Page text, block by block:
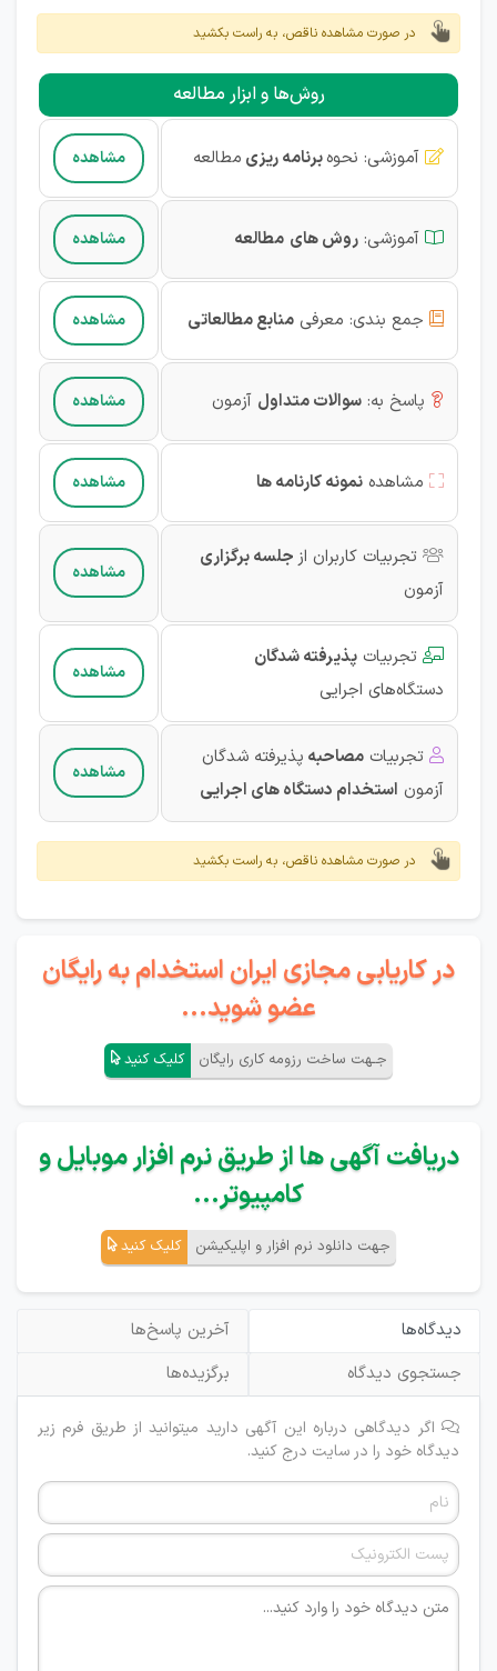
در صورت مشاهده ناقص، به راست بکشید
روش‌ها و ابزار مطالعه
 آموزشی: نحوهبرنامه ریزی مطالعه مشاهده
 آموزشی: روش های مطالعه مشاهده
 جمع بندی: معرفی منابع مطالعاتی مشاهده
 پاسخ به: سوالات متداول آزمون مشاهده
 مشاهده نمونه کارنامه ها مشاهده
 تجربیات کاربران از جلسه برگزاری
آزمون‌
مشاهده
 تجربیات پذیرفته شدگان
دستگاه‌های اجرایی
مشاهده
 تجربیات مصاحبه پذیرفته شدگان
آزمون‌ استخدام دستگاه های اجرایی
مشاهده
در صورت مشاهده ناقص، به راست بکشید
در کاریابی مجازی ایران استخدام به رایگان
عضو شوید...
جـهت ساخت رزومه کاری رایگان کلیک کنید
دریافت آگهی ها از طریق نرم افزار موبایل و
کامپیوتر...
جهت دانلود نرم افزار و اپلیکیشن کلیک کنید
دیدگاه‌ها
آخرین پاسخ‌ها
جستجوی دیدگاه
برگزیده‌ها
اگر دیدگاهی درباره این آگهی دارید میتوانید از طریق فرم زیر
دیدگاه خود را در سایت درج کنید.